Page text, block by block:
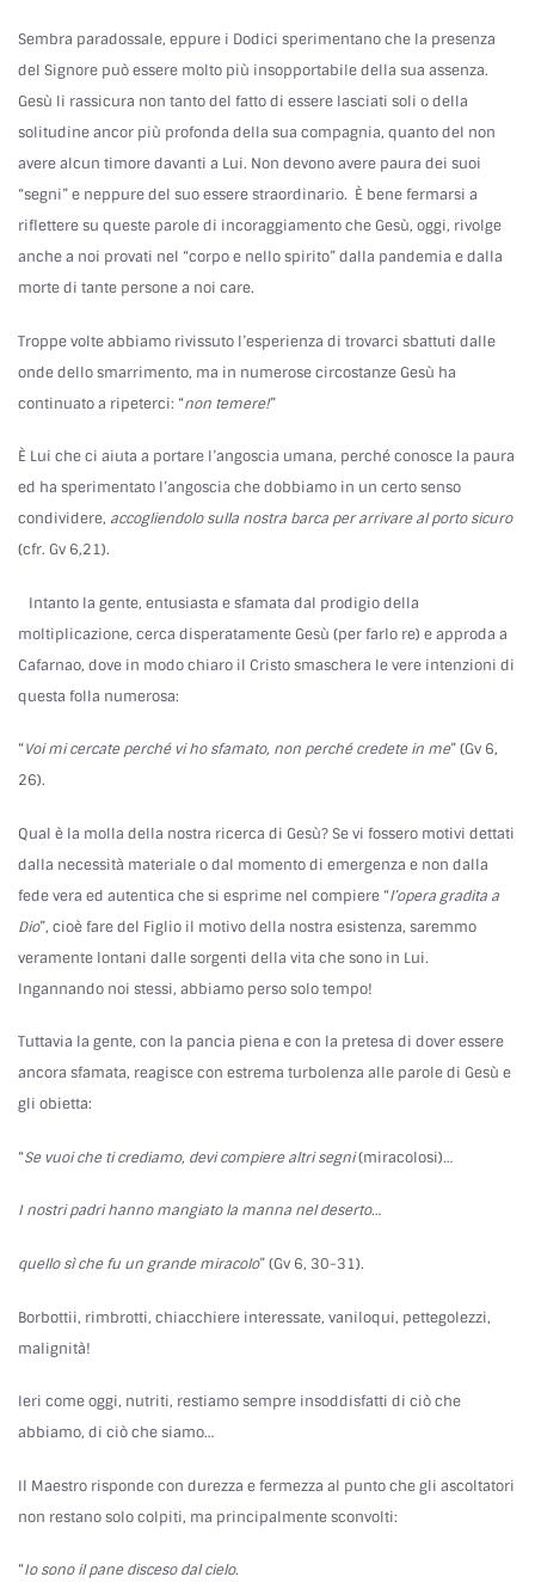
Sembra paradossale, eppure i Dodici sperimentano che la presenza
del Signore può essere molto più insopportabile della sua assenza.
Gesù li rassicura non tanto del fatto di essere lasciati soli o della
solitudine ancor più profonda della sua compagnia, quanto del non
avere alcun timore davanti a Lui. Non devono avere paura dei suoi
“segni” e neppure del suo essere straordinario. È bene fermarsi a
riflettere su queste parole di incoraggiamento che Gesù, oggi, rivolge
anche a noi provati nel “corpo e nello spirito” dalla pandemia e dalla
morte di tante persone a noi care.
Troppe volte abbiamo rivissuto l’esperienza di trovarci sbattuti dalle
onde dello smarrimento, ma in numerose circostanze Gesù ha
continuato a ripeterci: “non temere!”
È Lui che ci aiuta a portare l’angoscia umana, perché conosce la paura
ed ha sperimentato l’angoscia che dobbiamo in un certo senso
condividere, accogliendolo sulla nostra barca per arrivare al porto sicuro
(cfr. Gv 6,21).
Intanto la gente, entusiasta e sfamata dal prodigio della
moltiplicazione, cerca disperatamente Gesù (per farlo re) e approda a
Cafarnao, dove in modo chiaro il Cristo smaschera le vere intenzioni di
questa folla numerosa:
“Voi mi cercate perché vi ho sfamato, non perché credete in me” (Gv 6,
26).
Qual è la molla della nostra ricerca di Gesù? Se vi fossero motivi dettati
dalla necessità materiale o dal momento di emergenza e non dalla
fede vera ed autentica che si esprime nel compiere “l’opera gradita a
Dio”, cioè fare del Figlio il motivo della nostra esistenza, saremmo
veramente lontani dalle sorgenti della vita che sono in Lui.
Ingannando noi stessi, abbiamo perso solo tempo!
Tuttavia la gente, con la pancia piena e con la pretesa di dover essere
ancora sfamata, reagisce con estrema turbolenza alle parole di Gesù e
gli obietta:
“Se vuoi che ti crediamo, devi compiere altri segni(miracolosi)…
I nostri padri hanno mangiato la manna nel deserto…
quello sì che fu un grande miracolo” (Gv 6, 30-31).
Borbottii, rimbrotti, chiacchiere interessate, vaniloqui, pettegolezzi,
malignità!
Ieri come oggi, nutriti, restiamo sempre insoddisfatti di ciò che
abbiamo, di ciò che siamo…
Il Maestro risponde con durezza e fermezza al punto che gli ascoltatori
non restano solo colpiti, ma principalmente sconvolti:
“Io sono il pane disceso dal cielo.